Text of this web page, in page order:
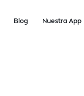
Blog Nuestra App